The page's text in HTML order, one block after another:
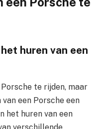
huren van een
te rijden, maar
een Porsche een
het huren van een